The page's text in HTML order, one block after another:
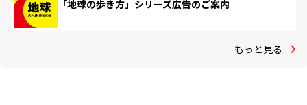
「地球の歩き方」シリーズ広告のご案内
もっと見る